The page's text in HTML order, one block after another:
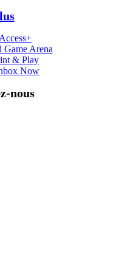
Access+
Game Arena
& Play
Now
nous